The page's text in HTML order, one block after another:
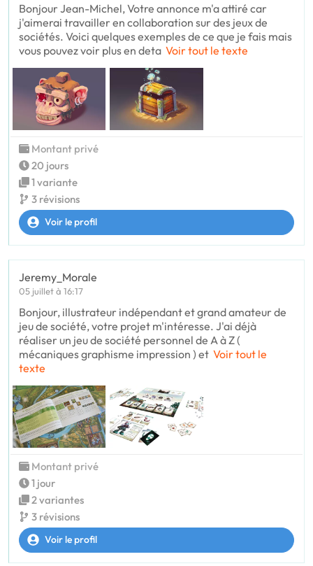
Bonjour Jean-Michel, Votre annonce m'a attiré car
j'aimerai travailler en collaboration sur des jeux de
sociétés. Voici quelques exemples de ce que je fais mais
vous pouvez voir plus en deta Voir tout le texte
Montant privé
20 jours
1 variante
3 révisions
Voir le profil
Jeremy_Morale
05 juillet à 16:17
Bonjour, illustrateur indépendant et grand amateur de
jeu de société, votre projet m'intéresse. J'ai déjà
réaliser un jeu de société personnel de A à Z (
mécaniques graphisme impression ) et Voir tout le
texte
Montant privé
1 jour
2 variantes
3 révisions
Voir le profil